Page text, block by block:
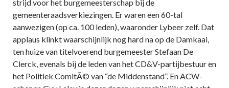
strijd voor het burgemeesterschap bij de
gemeenteraadsverkiezingen. Er waren een 60-tal
aanwezigen (op ca. 100 leden), waaronder Lybeer zelf. Dat
applaus klinkt waarschijnlijk nog hard na op de Damkaai,
ten huize van titelvoerend burgemeester Stefaan De
Clerck, evenals bij de leden van het CD&V-partijbestuur en
het Politiek ComitÃ© van “de Middenstand”. En ACW-